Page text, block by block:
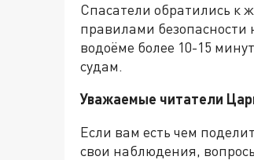
Спасатели обратились к
правилами безопасности
водоёме более 10-15
судам.
Уважаемые читатели
Если вам есть чем
свои наблюдения,